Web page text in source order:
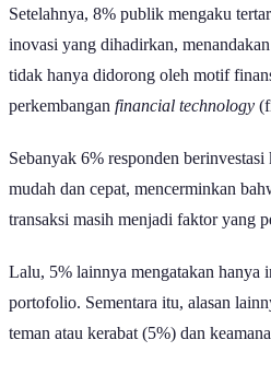
Setelahnya, 8% publik mengaku
inovasi yang dihadirkan,
tidak hanya didorong oleh motif
perkembangan financial technology
Sebanyak 6% responden
mudah dan cepat, mencerminkan
transaksi masih menjadi faktor yang
Lalu, 5% lainnya mengatakan hanya
portofolio. Sementara itu, alasan
teman atau kerabat (5%) dan